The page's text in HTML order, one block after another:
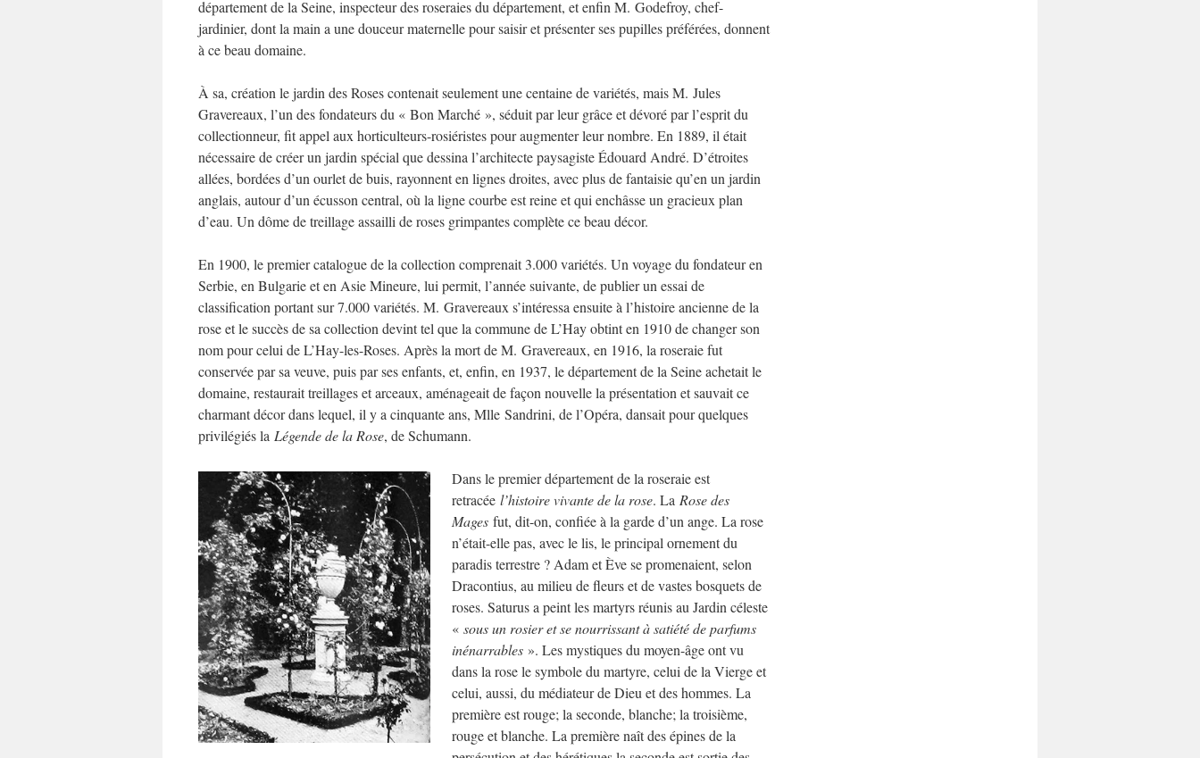
département de la Seine, inspecteur des roseraies du département, et enfin M. Godefroy, chef-
jardinier, dont la main a une douceur maternelle pour saisir et présenter ses pupilles préférées, donnent
à ce beau domaine.
À sa, création le jardin des Roses contenait seulement une centaine de variétés, mais M. Jules
Gravereaux, l’un des fondateurs du « Bon Marché », séduit par leur grâce et dévoré par l’esprit du
collectionneur, fit appel aux horticulteurs-rosiéristes pour augmenter leur nombre. En 1889, il était
nécessaire de créer un jardin spécial que dessina l’architecte paysagiste Édouard André. D’étroites
allées, bordées d’un ourlet de buis, rayonnent en lignes droites, avec plus de fantaisie qu’en un jardin
anglais, autour d’un écusson central, où la ligne courbe est reine et qui enchâsse un gracieux plan
d’eau. Un dôme de treillage assailli de roses grimpantes complète ce beau décor.
En 1900, le premier catalogue de la collection comprenait 3.000 variétés. Un voyage du fondateur en
Serbie, en Bulgarie et en Asie Mineure, lui permit, l’année suivante, de publier un essai de
classification portant sur 7.000 variétés. M. Gravereaux s’intéressa ensuite à l’histoire ancienne de la
rose et le succès de sa collection devint tel que la commune de L’Hay obtint en 1910 de changer son
nom pour celui de L’Hay-les-Roses. Après la mort de M. Gravereaux, en 1916, la roseraie fut
conservée par sa veuve, puis par ses enfants, et, enfin, en 1937, le département de la Seine achetait le
domaine, restaurait treillages et arceaux, aménageait de façon nouvelle la présentation et sauvait ce
charmant décor dans lequel, il y a cinquante ans, Mlle Sandrini, de l’Opéra, dansait pour quelques
privilégiés la Légende de la Rose, de Schumann.
Dans le premier département de la roseraie est
retracée l’histoire vivante de la rose. La Rose des
Mages fut, dit-on, confiée à la garde d’un ange. La rose
n’était-elle pas, avec le lis, le principal ornement du
paradis terrestre ? Adam et Ève se promenaient, selon
Dracontius, au milieu de fleurs et de vastes bosquets de
roses. Saturus a peint les martyrs réunis au Jardin céleste
« sous un rosier et se nourrissant à satiété de parfums
inénarrables ». Les mystiques du moyen-âge ont vu
dans la rose le symbole du martyre, celui de la Vierge et
celui, aussi, du médiateur de Dieu et des hommes. La
première est rouge; la seconde, blanche; la troisième,
rouge et blanche. La première naît des épines de la